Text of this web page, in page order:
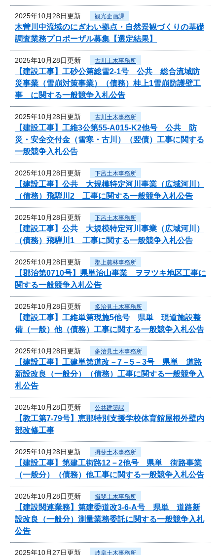
2025年10月28日更新 観光企画課
木曽川中流域のにぎわい拠点・自然景観づくりの基礎
調査業務プロポーザル募集【選定結果】
2025年10月28日更新 古川土木事務所
【建設工事】工砂公第総雪2-1号 公共 総合流域防
災事業（雪崩対策事業）（債務）桂上1雪崩防護壁工
事 に関する一般競争入札公告
2025年10月28日更新 古川土木事務所
【建設工事】工維3公第55-A015-K2他号 公共 防
災・安全交付金（雪寒・古川）（翌債）工事に関する
一般競争入札公告
2025年10月28日更新 下呂土木事務所
【建設工事】公共 大規模特定河川事業（広域河川）
（債務）飛騨川2 工事に関する一般競争入札公告
2025年10月28日更新 下呂土木事務所
【建設工事】公共 大規模特定河川事業（広域河川）
（債務）飛騨川1 工事に関する一般競争入札公告
2025年10月28日更新 郡上農林事務所
【郡治第0710号】県単治山事業 ヲヲツキ地区工事に
関する一般競争入札公告
2025年10月28日更新 多治見土木事務所
【建設工事】工維単第現施5他号 県単 現道施設整
備（一般）他（債務）工事に関する一般競争入札公告
2025年10月28日更新 多治見土木事務所
【建設工事】工建単第道改－7－5－3号 県単 道路
新設改良（一般分）（債務）工事に関する一般競争入
札公告
2025年10月28日更新 公共建築課
【教工第7-79号】恵那特別支援学校体育館屋根外壁内
部改修工事
2025年10月28日更新 揖斐土木事務所
【建設工事】第建工街路12－2他号 県単 街路事業
（一般分）（債務）他工事に関する一般競争入札公告
2025年10月28日更新 揖斐土木事務所
【建設関連業務】第建委道改3-6-A号 県単 道路新
設改良（一般分）測量業務委託に関する一般競争入札
公告
2025年10月27日更新 岐阜土木事務所